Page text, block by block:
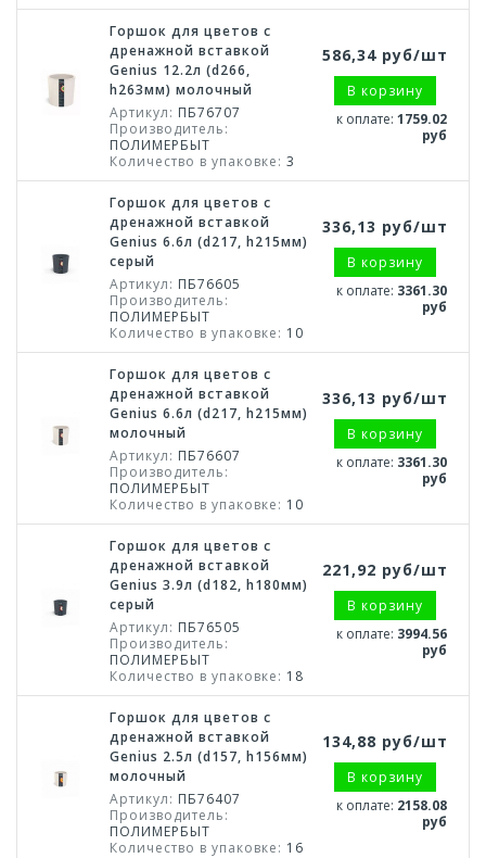
Горшок для цветов с
дренажной вставкой
Genius 12.2л (d266,
h263мм) молочный
Артикул: ПБ76707
Производитель:
ПОЛИМЕРБЫТ
Количество в упаковке: 3
586,34 руб/шт
В корзину
к оплате: 1759.02
руб
Горшок для цветов с
дренажной вставкой
Genius 6.6л (d217, h215мм)
серый
Артикул: ПБ76605
Производитель:
ПОЛИМЕРБЫТ
Количество в упаковке: 10
336,13 руб/шт
В корзину
к оплате: 3361.30
руб
Горшок для цветов с
дренажной вставкой
Genius 6.6л (d217, h215мм)
молочный
Артикул: ПБ76607
Производитель:
ПОЛИМЕРБЫТ
Количество в упаковке: 10
336,13 руб/шт
В корзину
к оплате: 3361.30
руб
Горшок для цветов с
дренажной вставкой
Genius 3.9л (d182, h180мм)
серый
Артикул: ПБ76505
Производитель:
ПОЛИМЕРБЫТ
Количество в упаковке: 18
221,92 руб/шт
В корзину
к оплате: 3994.56
руб
Горшок для цветов с
дренажной вставкой
Genius 2.5л (d157, h156мм)
молочный
Артикул: ПБ76407
Производитель:
ПОЛИМЕРБЫТ
Количество в упаковке: 16
134,88 руб/шт
В корзину
к оплате: 2158.08
руб